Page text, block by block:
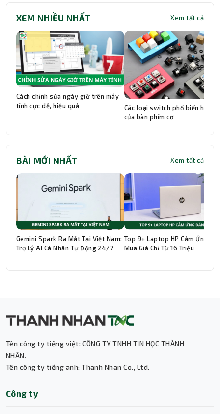
XEM NHIỀU NHẤT Xem tất cả
Cách chỉnh sửa ngày giờ trên máy
tính cực dễ, hiệu quả
Các loại switch phổ biến hiện
của bàn phím cơ
BÀI MỚI NHẤT Xem tất cả
Gemini Spark Ra Mắt Tại Việt Nam:
Trợ Lý AI Cá Nhân Tự Động 24/7
Top 9+ Laptop HP Cảm Ứng
Mua Giá Chỉ Từ 16 Triệu
Tên công ty tiếng việt: CÔNG TY TNHH TIN HỌC THÀNH
NHÂN.
Tên công ty tiếng anh: Thanh Nhan Co., Ltd.
Công ty